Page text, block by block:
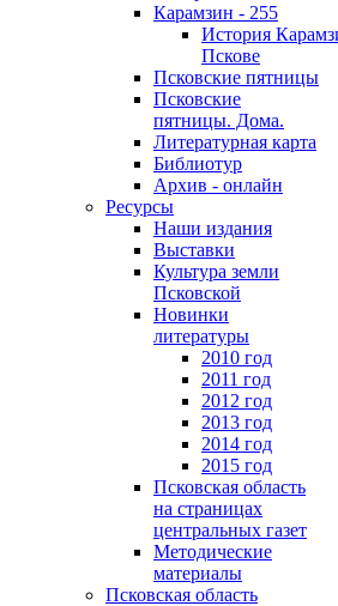
Карамзин - 255
История
Пскове
Псковские пятницы
Псковские
пятницы. Дома.
Литературная карта
Библиотур
Архив - онлайн
Ресурсы
Наши издания
Выставки
Культура земли
Псковской
Новинки
литературы
2010 год
2011 год
2012 год
2013 год
2014 год
2015 год
Псковская область
на страницах
центральных газет
Методические
материалы
Псковская область